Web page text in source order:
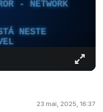
- NETWORK
NESTE
23 mai, 2025, 16:37